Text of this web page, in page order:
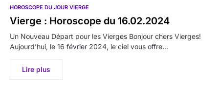
HOROSCOPE DU JOUR VIERGE
Vierge : Horoscope du 16.02.2024
Un Nouveau Départ pour les Vierges Bonjour chers Vierges!
Aujourd’hui, le 16 février 2024, le ciel vous offre…
Lire plus